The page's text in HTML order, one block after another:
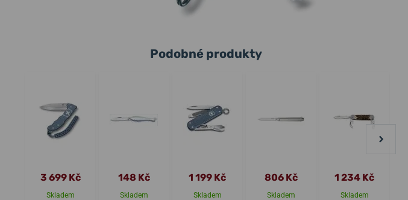
Podobné produkty
3 699 Kč
Skladem
148 Kč
Skladem
1 199 Kč
Skladem
806 Kč
Skladem
1 234 Kč
Skladem